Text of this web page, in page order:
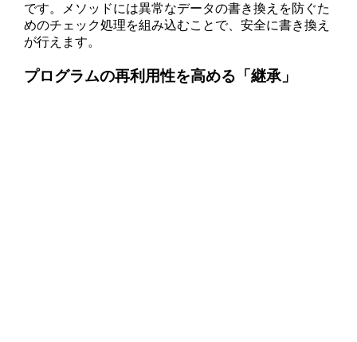
です。メソッドには異常なデータの書き換えを防ぐた
めのチェック処理を組み込むことで、安全に書き換え
が行えます。
プログラムの再利用性を高める「継承」